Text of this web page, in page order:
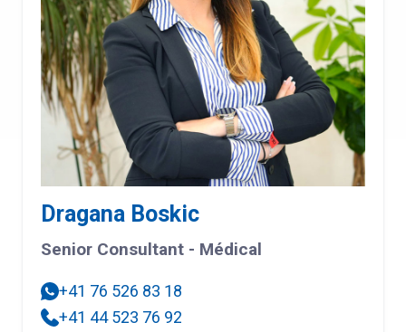
Dragana Boskic
Senior Consultant - Médical
+41 76 526 83 18
+41 44 523 76 92